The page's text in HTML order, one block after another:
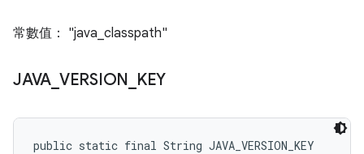
常數值： "java_classpath"
JAVA VERSION KEY
public static final String JAVA_VERSION_KEY